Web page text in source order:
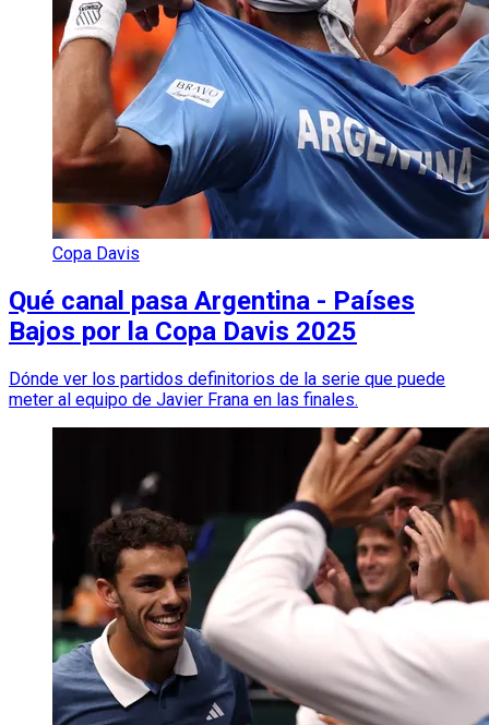
Copa Davis
Qué canal pasa Argentina - Países
Bajos por la Copa Davis 2025
Dónde ver los partidos definitorios de la serie que puede
meter al equipo de Javier Frana en las finales.